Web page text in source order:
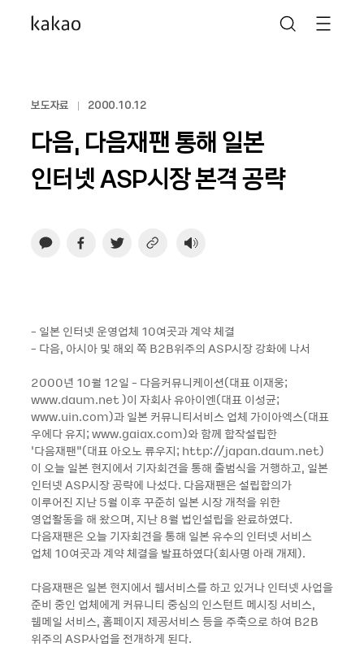
보도자료 2000.10.12
다음, 다음재팬 통해 일본
인터넷 ASP시장 본격 공략
- 일본 인터넷 운영업체 10여곳과 계약 체결
- 다음, 아시아 및 해외 쪽 B2B위주의 ASP시장 강화에 나서
2000년 10월 12일 - 다음커뮤니케이션(대표 이재웅;
www.daum.net )이 자회사 유아이엔(대표 이성균;
www.uin.com)과 일본 커뮤니티서비스 업체 가이아엑스(대표
우에다 유지; www.gaiax.com)와 함께 합작설립한
‘다음재팬“(대표 아오노 류우지; http://japan.daum.net)
이 오늘 일본 현지에서 기자회견을 통해 출범식을 거행하고, 일본
인터넷 ASP시장 공략에 나섰다. 다음재팬은 설립합의가
이루어진 지난 5월 이후 꾸준히 일본 시장 개척을 위한
영업활동을 해 왔으며, 지난 8월 법인설립을 완료하였다.
다음재팬은 오늘 기자회견을 통해 일본 유수의 인터넷 서비스
업체 10여곳과 계약 체결을 발표하였다(회사명 아래 개제).
다음재팬은 일본 현지에서 웹서비스를 하고 있거나 인터넷 사업을
준비 중인 업체에게 커뮤니티 중심의 인스턴트 메시징 서비스,
웹메일 서비스, 홈페이지 제공서비스 등을 주축으로 하여 B2B
위주의 ASP사업을 전개하게 된다.